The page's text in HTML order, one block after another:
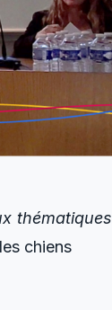
thématiques
chiens